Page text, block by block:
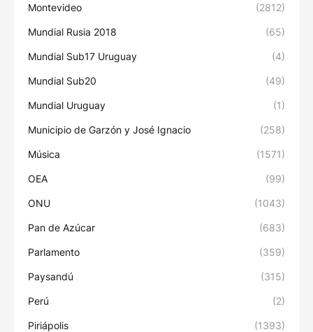
Montevideo (2812)
Mundial Rusia 2018 (65)
Mundial Sub17 Uruguay (4)
Mundial Sub20 (49)
Mundial Uruguay (1)
Municipio de Garzón y José Ignacio (258)
Música (1571)
OEA (99)
ONU (1043)
Pan de Azúcar (683)
Parlamento (359)
Paysandú (315)
Perú (2)
Piriápolis (1393)